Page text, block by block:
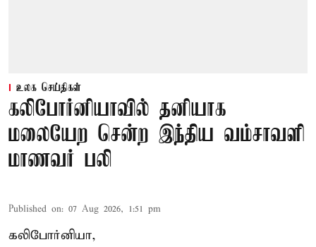
உலக செய்திகள்
கலிபோர்னியாவில் தனியாக
மலையேற சென்ற இந்திய வம்சாவளி
மாணவர் பலி
Published on: 07 Aug 2026, 1:51 pm
கலிபோர்னியா,